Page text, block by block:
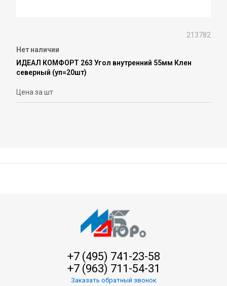
213782
Нет наличии
ИДЕАЛ КОМФОРТ 263 Угол внутренний 55мм Клен
северный (уп=20шт)
Цена за шт
+7 (495) 741-23-58
+7 (963) 711-54-31
Заказать обратный звонок